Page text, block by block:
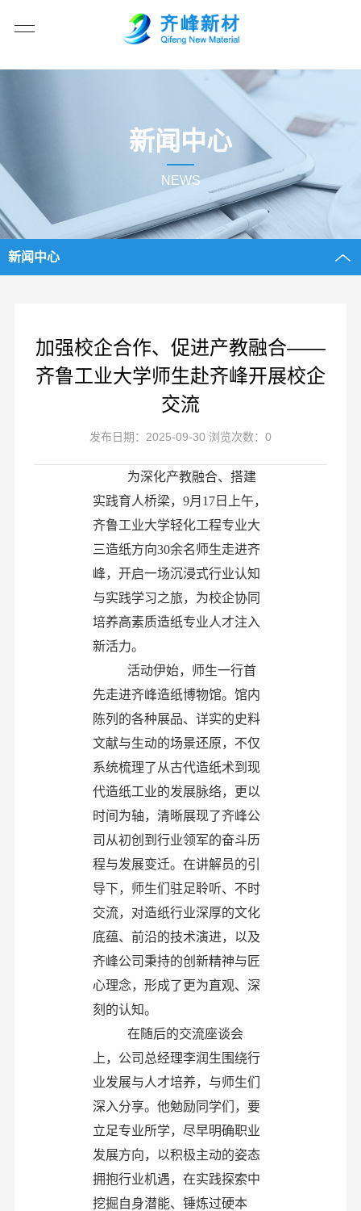
新闻中心
NEWS
新闻中心
加强校企合作、促进产教融合——
齐鲁工业大学师生赴齐峰开展校企
交流
发布日期：2025-09-30 浏览次数：0
为深化产教融合、搭建
实践育人桥梁，9月17日上午，
齐鲁工业大学轻化工程专业大
三造纸方向30余名师生走进齐
峰，开启一场沉浸式行业认知
与实践学习之旅，为校企协同
培养高素质造纸专业人才注入
新活力。
活动伊始，师生一行首
先走进齐峰造纸博物馆。馆内
陈列的各种展品、详实的史料
文献与生动的场景还原，不仅
系统梳理了从古代造纸术到现
代造纸工业的发展脉络，更以
时间为轴，清晰展现了齐峰公
司从初创到行业领军的奋斗历
程与发展变迁。在讲解员的引
导下，师生们驻足聆听、不时
交流，对造纸行业深厚的文化
底蕴、前沿的技术演进，以及
齐峰公司秉持的创新精神与匠
心理念，形成了更为直观、深
刻的认知。
在随后的交流座谈会
上，公司总经理李润生围绕行
业发展与人才培养，与师生们
深入分享。他勉励同学们，要
立足专业所学，尽早明确职业
发展方向，以积极主动的姿态
拥抱行业机遇，在实践探索中
挖掘自身潜能、锤炼过硬本